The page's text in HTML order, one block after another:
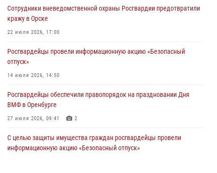
Росгвардейцы Оренбургской области проверили готовность детских
образовательных учреждений к новому учебному году
24 июля 2026, 09:32
Итоги работы Управления вневедомственной охраны Росгвардии
по Оренбургской области за первое полугодие 2026 года
23 июля 2026, 12:07
Сотрудники вневедомственной охраны Росгвардии предотвратили
кражу в Орске
22 июля 2026, 17:00
Росгвардейцы провели информационную акцию «Безопасный
отпуск»
14 июля 2026, 14:50
Росгвардейцы обеспечили правопорядок на праздновании Дня
ВМФ в Оренбурге
27 июля 2026, 09:41 2
С целью защиты имущества граждан росгвардейцы провели
информационную акцию «Безопасный отпуск»